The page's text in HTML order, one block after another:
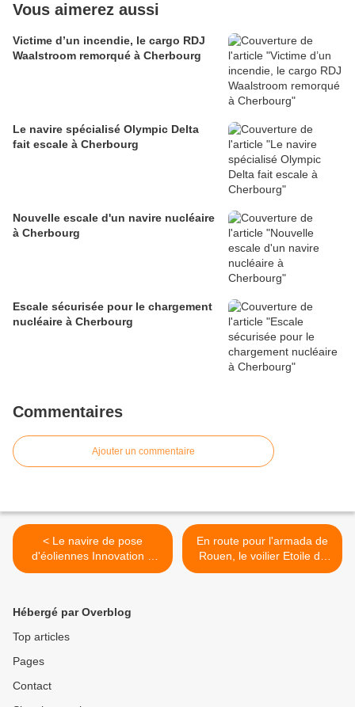
Vous aimerez aussi
Victime d’un incendie, le cargo RDJ
Waalstroom remorqué à Cherbourg
Le navire spécialisé Olympic Delta
fait escale à Cherbourg
Nouvelle escale d'un navire nucléaire
à Cherbourg
Escale sécurisée pour le chargement
nucléaire à Cherbourg
Commentaires
Ajouter un commentaire
< Le navire de pose
d'éoliennes Innovation à
Cherbourg dès demain
En route pour l'armada de
Rouen, le voilier Etoile du
Roy passe par Cherbourg >
Hébergé par Overblog
Top articles
Pages
Contact